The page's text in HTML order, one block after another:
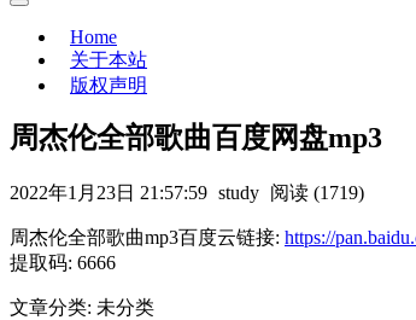
Home
关于本站
版权声明
周杰伦全部歌曲百度网盘mp3
2022年1月23日 21:57:59 study 阅读 (1719)
周杰伦全部歌曲mp3百度云链接: https://
提取码: 6666
文章分类: 未分类